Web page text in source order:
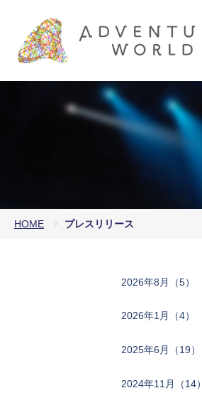
HOME プレスリリース
2​0​2​6​年8月​（5）
2​0​2​6​年​1月​（4）
2​0​2​5​年​6月​（19）
2​0​2​4​年​11月​（14）